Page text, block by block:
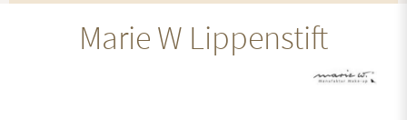
Marie W Lippenstift